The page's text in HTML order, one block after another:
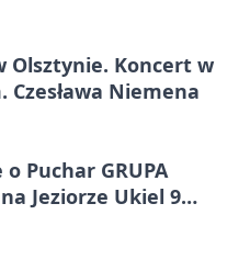
Olsztynie. Koncert w
Niemena
Puchar GRUPA
Jeziorze Ukiel 9